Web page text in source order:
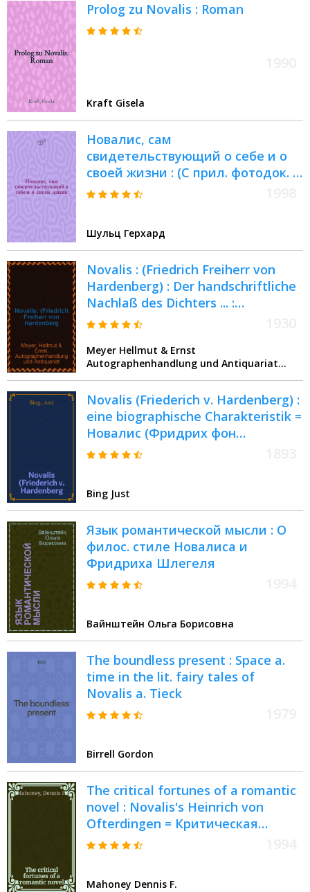
Prolog zu Novalis : Roman
Kraft Gisela
Новалис, сам
свидетельствующий о себе и о
своей жизни : (С прил. фотодок. и
ил.) : Пер. с нем
Шульц Герхард
Novalis : (Friedrich Freiherr von
Hardenberg) : Der handschriftliche
Nachlaß des Dichters ... :
Versteigerung im Deutschen
1930 ..
Meyer Hellmut & Ernst
Autographenhandlung und Antiquariat
Novalis (Friederich v. Hardenberg) :
eine biographische Charakteristik =
Новалис (Фридрих фон
Гарденберг)
Bing Just
Язык романтической мысли : О
филос. стиле Новалиса и
Фридриха Шлегеля
Вайнштейн Ольга Борисовна
The boundless present : Space a.
time in the lit. fairy tales of
Novalis a. Tieck
Birrell Gordon
The critical fortunes of a romantic
novel : Novalis's Heinrich von
Ofterdingen = Критическая
судьба романтического романа:
Mahoney Dennis F.